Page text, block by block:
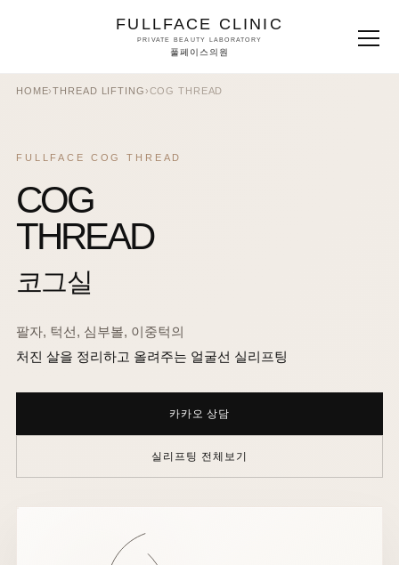
FULLFACE CLINIC
PRIVATE BEAUTY LABORATORY
풀페이스의원
HOME›THREAD LIFTING ›COG THREAD
FULLFACE COG THREAD
COG
THREAD
코그실
팔자, 턱선, 심부볼, 이중턱의
처진 살을 정리하고 올려주는 얼굴선 실리프팅
카카오 상담
실리프팅 전체보기